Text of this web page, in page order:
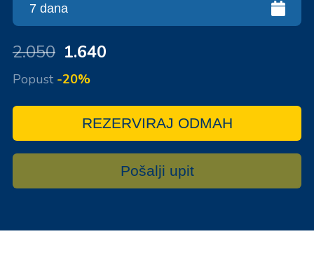
2.050 1.640
Popust -20%
REZERVIRAJ ODMAH
Pošalji upit